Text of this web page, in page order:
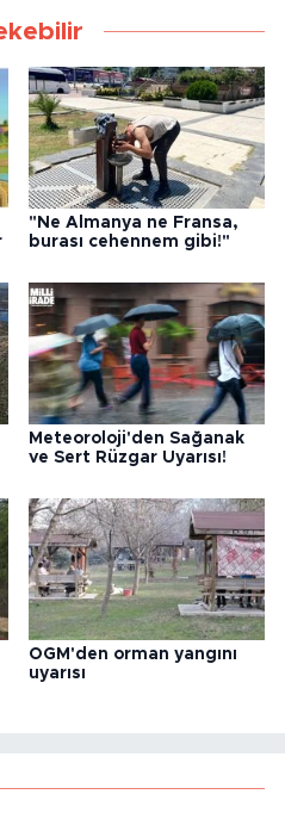
"Ne Almanya ne Fransa,
burası cehennem gibi!"
Meteoroloji'den Sağanak
ve Sert Rüzgar Uyarısı!
OGM'den orman yangını
uyarısı